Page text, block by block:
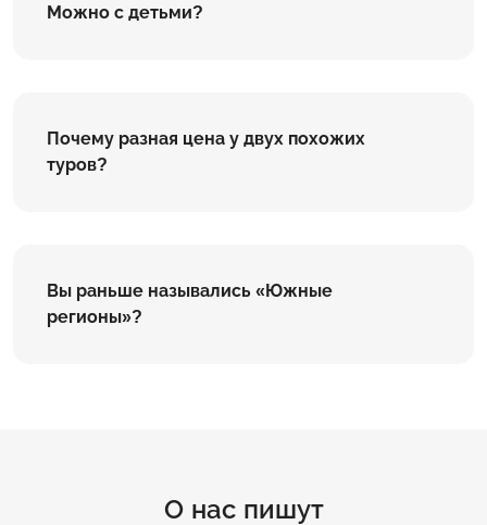
Можно с детьми?
Почему разная цена у двух похожих
туров?
Вы раньше назывались «Южные
регионы»?
О нас пишут